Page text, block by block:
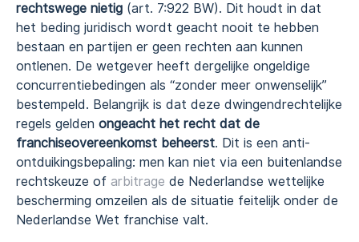
rechtswege nietig (art. 7:922 BW). Dit houdt in dat
het beding juridisch wordt geacht nooit te hebben
bestaan en partijen er geen rechten aan kunnen
ontlenen. De wetgever heeft dergelijke ongeldige
concurrentiebedingen als “zonder meer onwenselijk”
bestempeld. Belangrijk is dat deze dwingendrechtelijke
regels gelden ongeacht het recht dat de
franchiseovereenkomst beheerst. Dit is een anti-
ontduikingsbepaling: men kan niet via een buitenlandse
rechtskeuze of arbitrage de Nederlandse wettelijke
bescherming omzeilen als de situatie feitelijk onder de
Nederlandse Wet franchise valt.